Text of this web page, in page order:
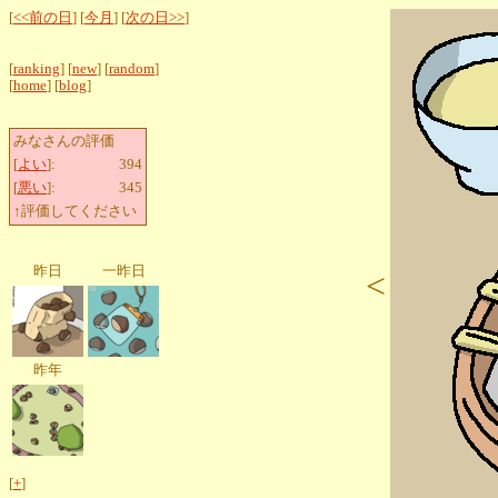
[<<前の日 ] [今月 ] [次の日>>]
[ranking] [new] [random]
[home] [blog]
みなさんの評価
[よい]:
394
[悪い]:
345
↑評価してください
昨日 一昨日
昨年
[+]
<